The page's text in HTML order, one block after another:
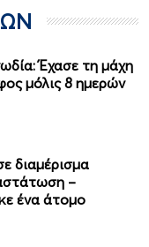
Έχασε τη μάχη
μόλις 8 ημερών
διαμέρισμα
–
ένα άτομο